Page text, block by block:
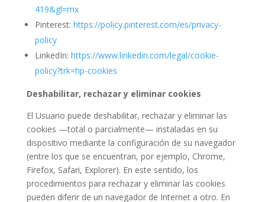
419&gl=mx
Pinterest: https://policy.pinterest.com/es/privacy-
policy
LinkedIn: https://www.linkedin.com/legal/cookie-
policy?trk=hp-cookies
Deshabilitar, rechazar y eliminar cookies
El Usuario puede deshabilitar, rechazar y eliminar las
cookies —total o parcialmente— instaladas en su
dispositivo mediante la configuración de su navegador
(entre los que se encuentran, por ejemplo, Chrome,
Firefox, Safari, Explorer). En este sentido, los
procedimientos para rechazar y eliminar las cookies
pueden diferir de un navegador de Internet a otro. En